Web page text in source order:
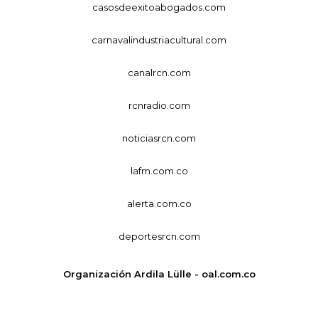
casosdeexitoabogados.com
carnavalindustriacultural.com
canalrcn.com
rcnradio.com
noticiasrcn.com
lafm.com.co
alerta.com.co
deportesrcn.com
Organización Ardila Lülle - oal.com.co